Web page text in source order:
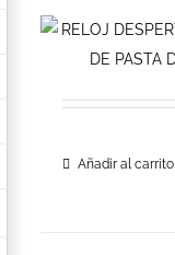
Añadir al carrito